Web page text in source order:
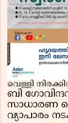
വെള്ളി
ബി
സാധാരണ
വ്യാപാരം